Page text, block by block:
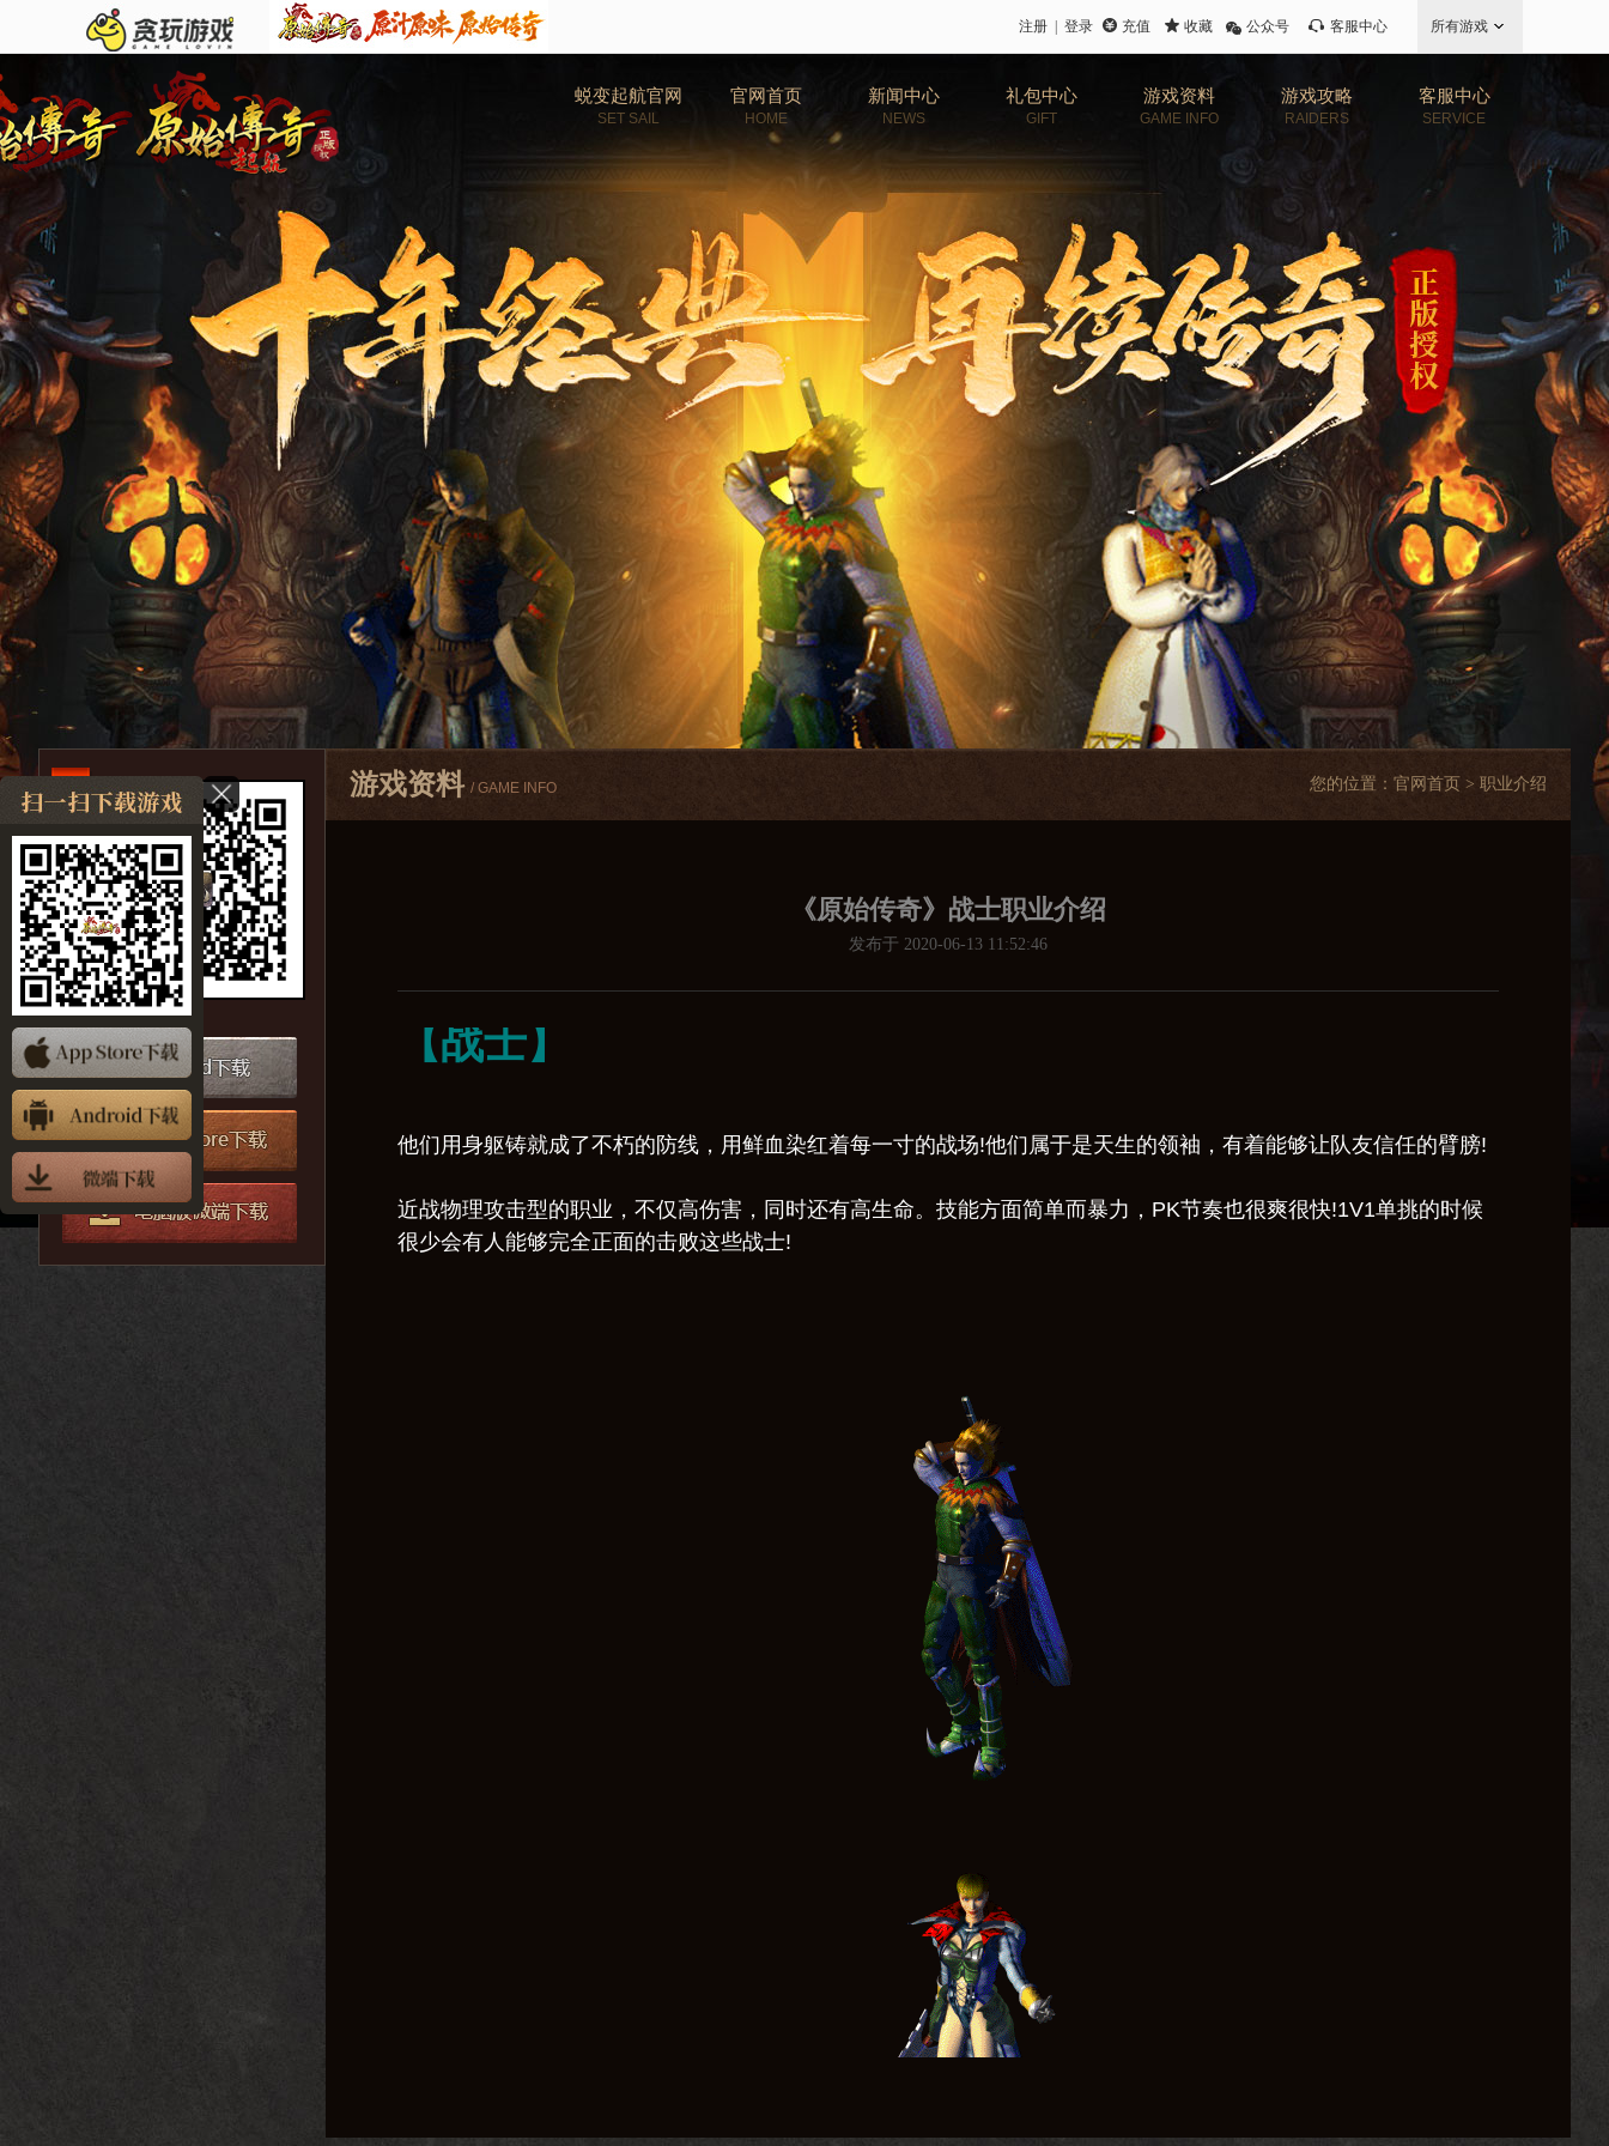
所有游戏
充值 收藏 公众号 客服中心
登录
注册
蜕变起航官网
SET SAIL
官网首页
HOME
新闻中心
NEWS
礼包中心
GIFT
游戏资料
GAME INFO
游戏攻略
RAIDERS
客服中心
SERVICE
游戏资料 / GAME INFO 您的位置： 官网首页 > 职业介绍
《原始传奇》战士职业介绍
发布于 2020-06-13 11:52:46
【战士】
他们用身躯铸就成了不朽的防线，用鲜血染红着每一寸的战场!他们属于是天生的领袖，有着能够让队友信任的臂膀!
近战物理攻击型的职业，不仅高伤害，同时还有高生命。技能方面简单而暴力，PK节奏也很爽很快!1V1单挑的时候
很少会有人能够完全正面的击败这些战士!